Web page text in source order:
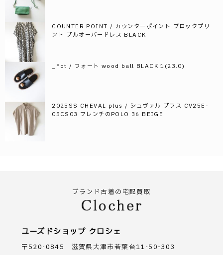
COUNTER POINT / カウンターポイント ブロックプリ
ント プルオーバードレス BLACK
_Fot / フォート wood ball BLACK 1(23.0)
2025SS CHEVAL plus / シュヴァル プラス CV25E-
05CS03 フレンチのPOLO 36 BEIGE
ブランド古着の宅配買取
ユーズドショップ クロシェ
〒520-0845 滋賀県大津市若葉台11-50-303